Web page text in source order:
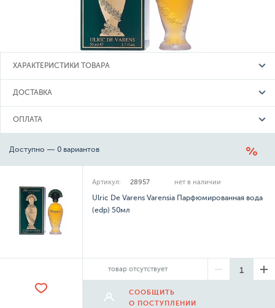
ХАРАКТЕРИСТИКИ ТОВАРА
ДОСТАВКА
ОПЛАТА
Доступно — 0 вариантов
Артикул: 28957 нет в наличии
Ulric De Varens Varensia Парфюмированная вода
(edp) 50мл
товар отсутствует
СООБЩИТЬ
О ПОСТУПЛЕНИИ